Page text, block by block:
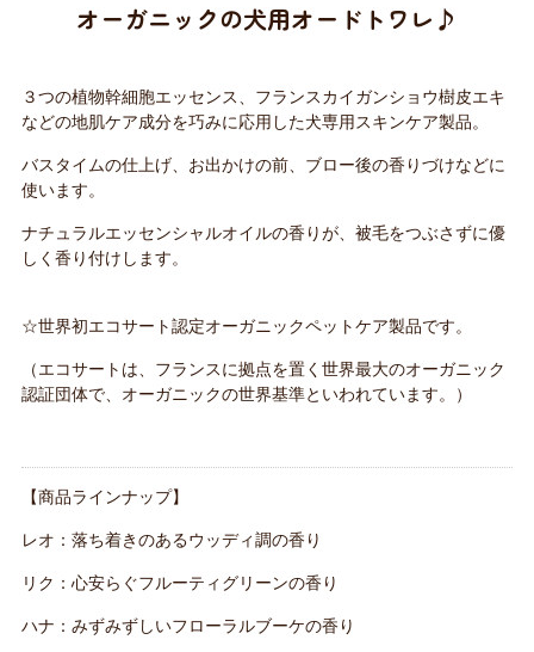
オーガニックの犬用オードトワレ♪
３つの植物幹細胞エッセンス、フランスカイガンショウ樹皮エキ
などの地肌ケア成分を巧みに応用した犬専用スキンケア製品。
バスタイムの仕上げ、お出かけの前、ブロー後の香りづけなどに
使います。
ナチュラルエッセンシャルオイルの香りが、被毛をつぶさずに優
しく香り付けします。
☆世界初エコサート認定オーガニックペットケア製品です。
（エコサートは、フランスに拠点を置く世界最大のオーガニック
認証団体で、オーガニックの世界基準といわれています。）
【商品ラインナップ】
レオ：落ち着きのあるウッディ調の香り
リク：心安らぐフルーティグリーンの香り
ハナ：みずみずしいフローラルブーケの香り